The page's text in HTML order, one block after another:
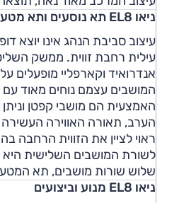
ניאו EL8 תא נוסעים ותא מטען
עילית רחבת זווית. ממשק
אנדרואיד וקארפליי מופעלים
האמצעית הם מושבי קפטן
הערב, תאורה האווירה העשירה
ראוי לציין את הזווית
לשורת המושבים השלישית
שלוש שורות מושבים, תא
ניאו EL8 מנוע וביצועים